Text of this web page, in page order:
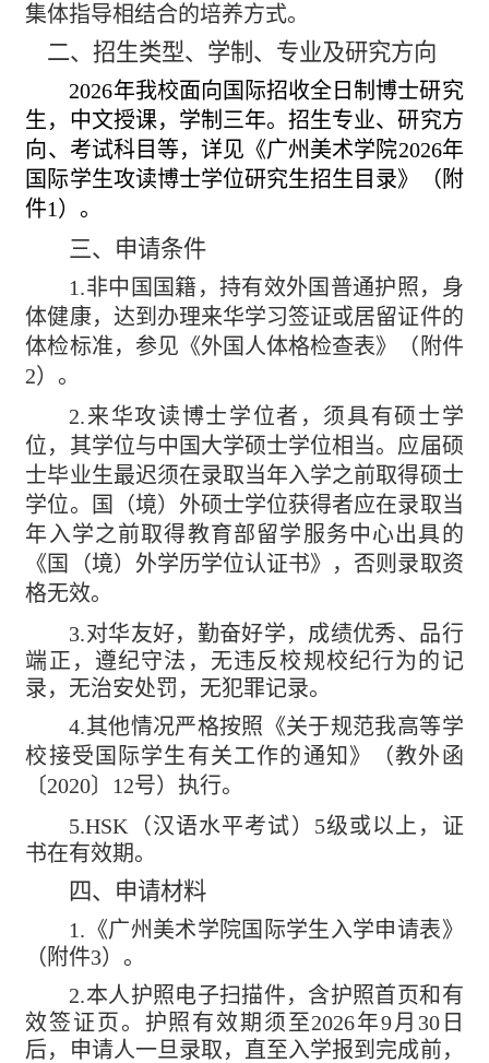
集体指导相结合的培养方式。
二、招生类型、学制、专业及研究方向
2026年我校面向国际招收全日制博士研究
生，中文授课，学制三年。招生专业、研究方
向、考试科目等，详见《广州美术学院2026年
国际学生攻读博士学位研究生招生目录》（附
件1 ）。
三、申请条件
1.非中国国籍，持有效外国普通护照，身
体健康，达到办理来华学习签证或居留证件的
体检标准，参见《外国人体格检查表》（附件
2）。
2.来华攻读博士学位者，须具有硕士学
位，其学位与中国大学硕士学位相当。应届硕
士毕业生最迟须在录取当年入学之前取得硕士
学位。国（境）外硕士学位获得者应在录取当
年入学之前取得教育部留学服务中心出具的
《国（境）外学历学位认证书》，否则录取资
格无效。
3.对华友好，勤奋好学，成绩优秀、品行
端正，遵纪守法，无违反校规校纪行为的记
录，无治安处罚，无犯罪记录。
4.其他情况严格按照《关于规范我高等学
校接受国际学生有关工作的通知》（教外函
〔2020〕 12号）执行。
5.HSK （汉语水平考试） 5级或以上，证
书在有效期。
四、申请材料
1. 《广州美术学院国际学生入学申请表》
（附件3）。
2.本人护照电子扫描件，含护照首页和有
效签证页。护照有效期须至2026年9月 30日
后，申请人一旦录取，直至入学报到完成前，